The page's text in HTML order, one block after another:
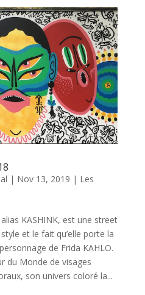
| Nov 13, 2019 | Les
KASHINK, est une street
et le fait qu’elle porte la
de Frida KAHLO.
du Monde de visages
son univers coloré la...